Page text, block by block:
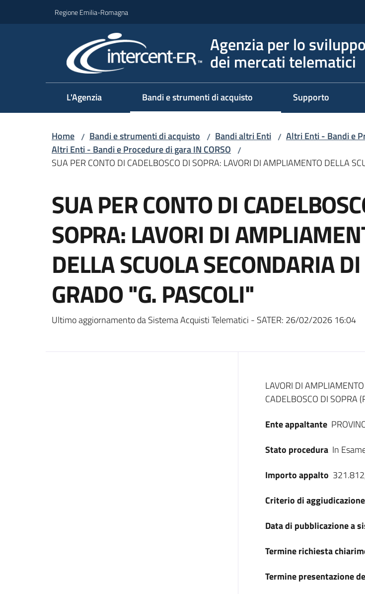
Regione Emilia-Romagna
Agenzia per lo sviluppo
dei mercati telematici
L'Agenzia Bandi e strumenti di acquisto Supporto
Home / Bandi e strumenti di acquisto / Bandi altri Enti / Altri Enti - Bandi e
Altri Enti - Bandi e Procedure di gara IN CORSO /
SUA PER CONTO DI CADELBOSCO DI SOPRA: LAVORI DI AMPLIAMENTO DELLA
SUA PER CONTO DI
SOPRA: LAVORI DI
DELLA SCUOLA SECONDARIA
GRADO "G. PASCOLI"
Ultimo aggiornamento da Sistema Acquisti Telematici - SATER: 26/02/2026 16:04
Dati del bando
LAVORI DI
CADELBOSCO DI SOPRA
Ente appaltante
Stato procedura In
Importo appalto
Criterio di aggiudicazione
Data di pubblicazione a
Termine richiesta
Termine presentazione